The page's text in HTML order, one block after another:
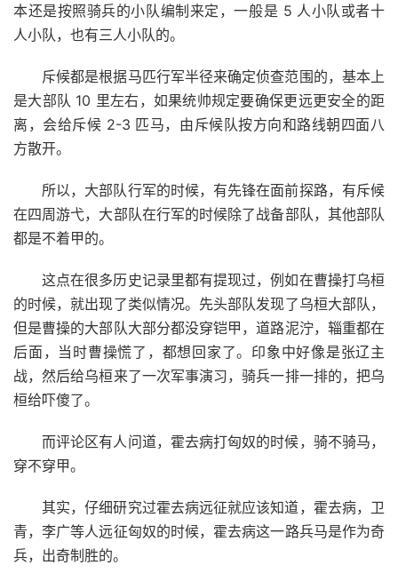
本还是按照骑兵的小队编制来定，一般是 5 人小队或者十
人小队，也有三人小队的。
斥候都是根据马匹行军半径来确定侦查范围的，基本上
是大部队 10 里左右，如果统帅规定要确保更远更安全的距
离，会给斥候 2-3 匹马，由斥候队按方向和路线朝四面八
方散开。
所以，大部队行军的时候，有先锋在面前探路，有斥候
在四周游弋，大部队在行军的时候除了战备部队，其他部队
都是不着甲的。
这点在很多历史记录里都有提现过，例如在曹操打乌桓
的时候，就出现了类似情况。先头部队发现了乌桓大部队，
但是曹操的大部队大部分都没穿铠甲，道路泥泞，辎重都在
后面，当时曹操慌了，都想回家了。印象中好像是张辽主
战，然后给乌桓来了一次军事演习，骑兵一排一排的，把乌
桓给吓傻了。
而评论区有人问道，霍去病打匈奴的时候，骑不骑马，
穿不穿甲。
其实，仔细研究过霍去病远征就应该知道，霍去病，卫
青，李广等人远征匈奴的时候，霍去病这一路兵马是作为奇
兵，出奇制胜的。